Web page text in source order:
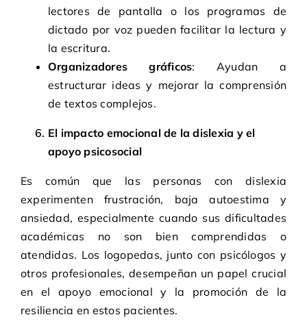
lectores de pantalla o los programas de
dictado por voz pueden facilitar la lectura y
la escritura.
Organizadores gráficos: Ayudan a
estructurar ideas y mejorar la comprensión
de textos complejos.
El impacto emocional de la dislexia y el
apoyo psicosocial
Es común que las personas con dislexia
experimenten frustración, baja autoestima y
ansiedad, especialmente cuando sus dificultades
académicas no son bien comprendidas o
atendidas. Los logopedas, junto con psicólogos y
otros profesionales, desempeñan un papel crucial
en el apoyo emocional y la promoción de la
resiliencia en estos pacientes.